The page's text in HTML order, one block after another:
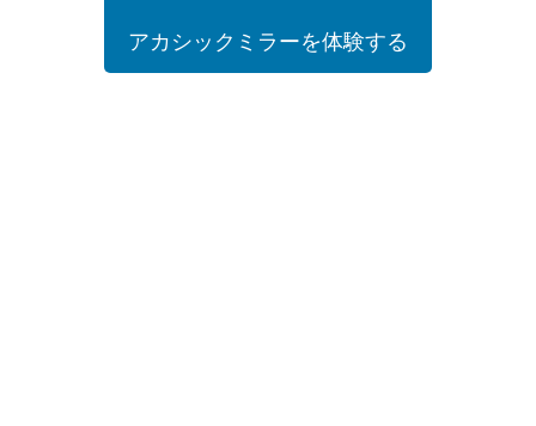
アカシックミラーを体験する